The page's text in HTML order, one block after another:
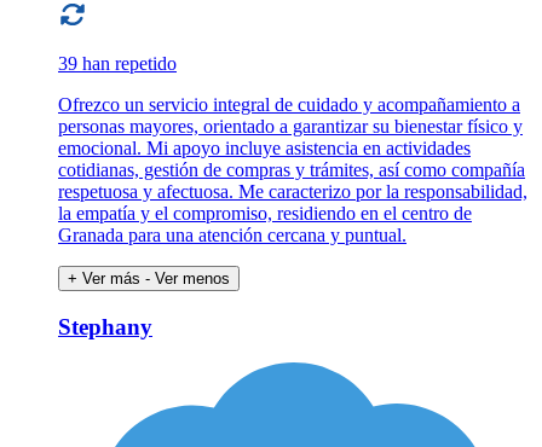
39 han repetido
Ofrezco un servicio integral de cuidado y acompañamiento a
personas mayores, orientado a garantizar su bienestar físico y
emocional. Mi apoyo incluye asistencia en actividades
cotidianas, gestión de compras y trámites, así como compañía
respetuosa y afectuosa. Me caracterizo por la responsabilidad,
la empatía y el compromiso, residiendo en el centro de
Granada para una atención cercana y puntual.
+ Ver más - Ver menos
Stephany